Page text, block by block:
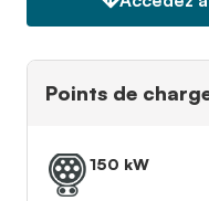
Points de
150 kW